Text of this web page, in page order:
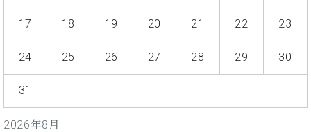
ア
シ
ェ
2026年8月
17 18 19 20 21 22 23
24 25 26 27 28 29 30
31